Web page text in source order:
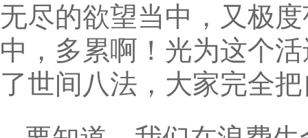
无尽的欲望当中，又极
中，多累啊！光为这个
了世间八法，大家完全